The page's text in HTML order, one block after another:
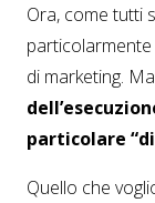
Ora, come tutti
di marketing. Ma
particolare
Quello che